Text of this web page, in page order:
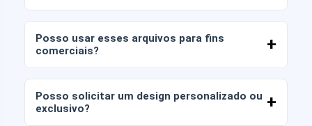
DPI). Alguns pacotes também incluem arquivos
AI ou PDF.
Posso usar esses arquivos para fins
comerciais?
revenda os arquivos tal como estão (sem
modificações).
Posso solicitar um design personalizado ou
exclusivo?